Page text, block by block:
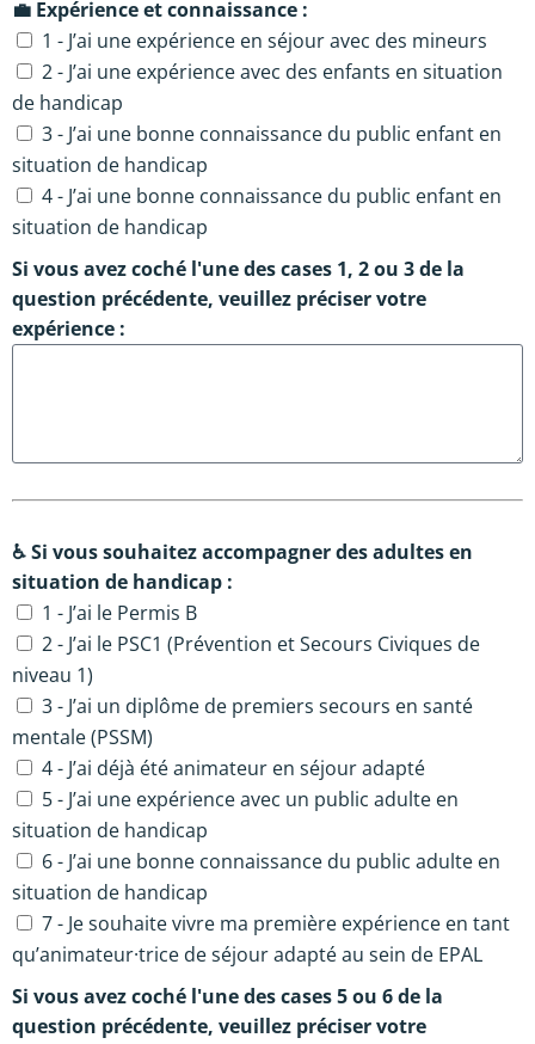
💼 Expérience et connaissance :
1 - J’ai une expérience en séjour avec des mineurs
2 - J’ai une expérience avec des enfants en situation
de handicap
3 - J’ai une bonne connaissance du public enfant en
situation de handicap
4 - J’ai une bonne connaissance du public enfant en
situation de handicap
Si vous avez coché l'une des cases 1, 2 ou 3 de la
question précédente, veuillez préciser votre
expérience :
♿Si vous souhaitez accompagner des adultes en
situation de handicap :
1 - J’ai le Permis B
2 - J’ai le PSC1 (Prévention et Secours Civiques de
niveau 1)
3 - J’ai un diplôme de premiers secours en santé
mentale (PSSM)
4 - J’ai déjà été animateur en séjour adapté
5 - J’ai une expérience avec un public adulte en
situation de handicap
6 - J’ai une bonne connaissance du public adulte en
situation de handicap
7 - Je souhaite vivre ma première expérience en tant
qu’animateur·trice de séjour adapté au sein de EPAL
Si vous avez coché l'une des cases 5 ou 6 de la
question précédente, veuillez préciser votre